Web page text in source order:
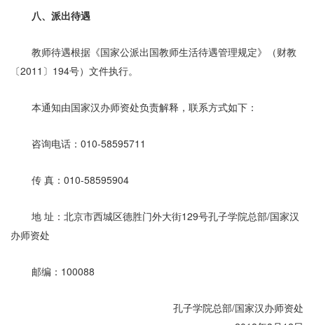
八、派出待遇
教师待遇根据《国家公派出国教师生活待遇管理规定》（财教
〔2011〕194号）文件执行。
本通知由国家汉办师资处负责解释，联系方式如下：
咨询电话：010-58595711
传 真：010-58595904
地 址：北京市西城区德胜门外大街129号孔子学院总部/国家汉
办师资处
邮编：100088
孔子学院总部/国家汉办师资处